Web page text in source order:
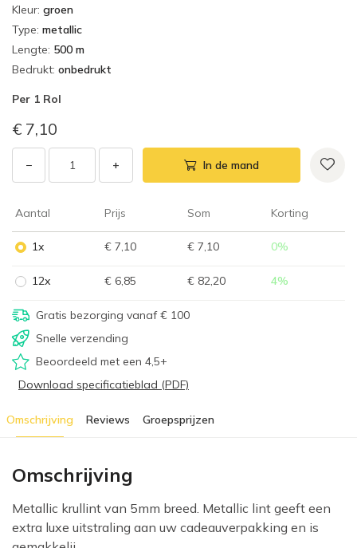
Kleur: groen
Type: metallic
Lengte: 500 m
Bedrukt: onbedrukt
Per 1 Rol
€ 7,10
− + In de mand
Aantal Prijs Som Korting
1x € 7,10 € 7,10 0%
12x € 6,85 € 82,20 4%
Gratis bezorging vanaf € 100
Snelle verzending
Beoordeeld met een 4,5+
Download specificatieblad (PDF)
Omschrijving Reviews Groepsprijzen
Omschrijving
Metallic krullint van 5mm breed. Metallic lint geeft een
extra luxe uitstraling aan uw cadeauverpakking en is